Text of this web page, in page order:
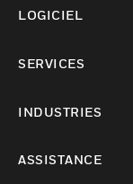
LOGICIEL
SERVICES
INDUSTRIES
ASSISTANCE